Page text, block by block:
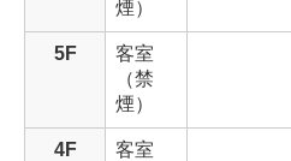
煙）
5F
客室
（禁
煙）
4F 客室